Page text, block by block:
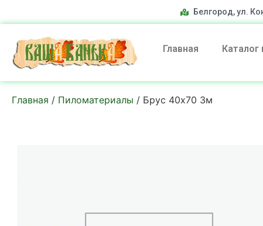
Белгород, ул.
Главная Каталог
Главная / Пиломатериалы / Брус 40х70 3м